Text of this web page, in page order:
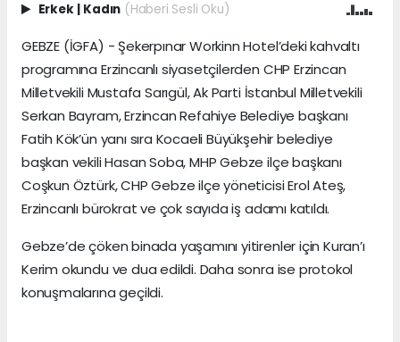
Erkek Kadın (Haberi Sesli Oku)
GEBZE (İGFA) - Şekerpınar Workinn Hotel’deki kahvaltı
programına Erzincanlı siyasetçilerden CHP Erzincan
Milletvekili Mustafa Sarıgül, Ak Parti İstanbul Milletvekili
Serkan Bayram, Erzincan Refahiye Belediye başkanı
Fatih Kök’ün yanı sıra Kocaeli Büyükşehir belediye
başkan vekili Hasan Soba, MHP Gebze ilçe başkanı
Coşkun Öztürk, CHP Gebze ilçe yöneticisi Erol Ateş,
Erzincanlı bürokrat ve çok sayıda iş adamı katıldı.
Gebze’de çöken binada yaşamını yitirenler için Kuran’ı
Kerim okundu ve dua edildi. Daha sonra ise protokol
konuşmalarına geçildi.